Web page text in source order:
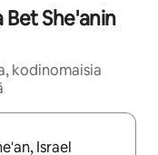
She'anin
kodinomaisia
ja alas-